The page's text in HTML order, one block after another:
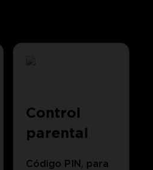
Control
parental
Código PIN, para